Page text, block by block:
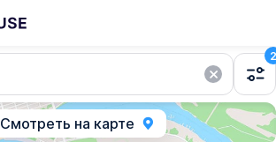
2
Смотреть на карте